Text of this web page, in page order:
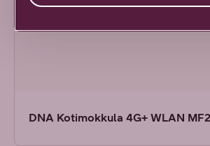
DNA Kotimokkula 4G+ WLAN